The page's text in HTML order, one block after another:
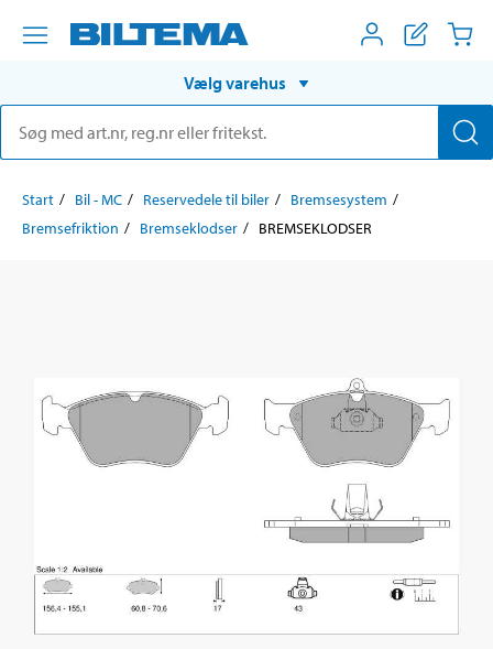
Vælg varehus
Start Bil - MC Reservedele til biler
Bremsesystem
Bremsefriktion
Bremseklodser BREMSEKLODSER